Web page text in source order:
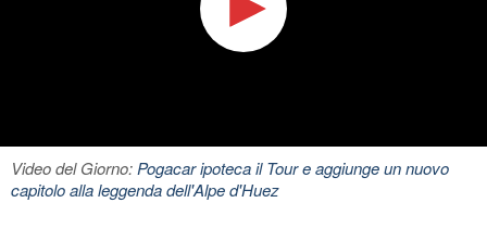
Video del Giorno:Pogacar ipoteca il Tour e aggiunge un nuovo
capitolo alla leggenda dell'Alpe d'Huez